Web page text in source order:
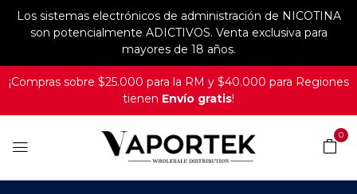
Los sistemas electrónicos de administración de NICOTINA
son potencialmente ADICTIVOS. Venta exclusiva para
mayores de 18 años.
¡Compras sobre $25.000 para la RM y $40.000 para Regiones
tienen Envío gratis!
0